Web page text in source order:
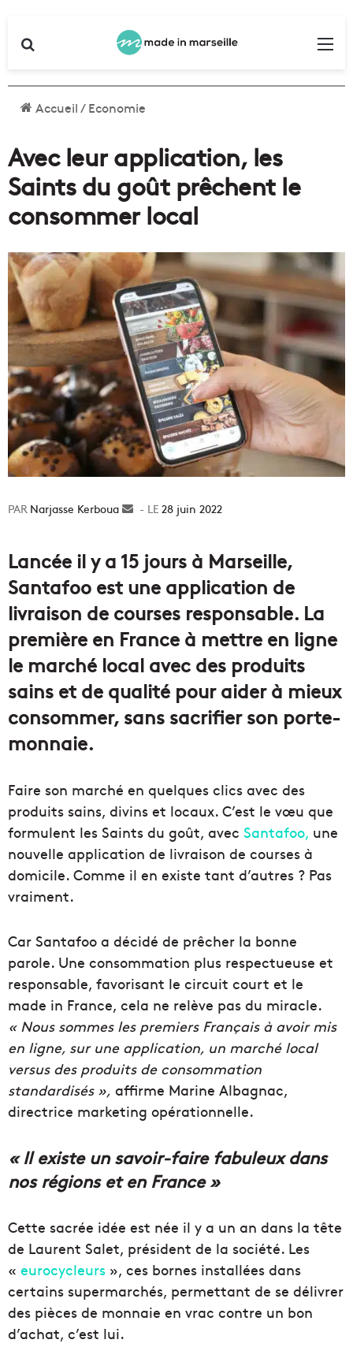
Accueil/Economie
Avec leur application, les
Saints du goût prêchent le
consommer local
Narjasse Kerboua
Envoyer28 juin 2022
Lancée il y a 15 jours à Marseille,
Santafoo est une application de
livraison de courses responsable. La
première en France à mettre en ligne
le marché local avec des produits
sains et de qualité pour aider à mieux
consommer, sans sacrifier son porte-
monnaie.
Faire son marché en quelques clics avec des
produits sains, divins et locaux. C’est le vœu que
formulent les Saints du goût, avec Santafoo, une
nouvelle application de livraison de courses à
domicile. Comme il en existe tant d’autres ? Pas
vraiment.
Car Santafoo a décidé de prêcher la bonne
parole. Une consommation plus respectueuse et
responsable, favorisant le circuit court et le
made in France, cela ne relève pas du miracle.
« Nous sommes les premiers Français à avoir mis
en ligne, sur une application, un marché local
versus des produits de consommation
standardisés », affirme Marine Albagnac,
directrice marketing opérationnelle.
« Il existe un savoir-faire fabuleux dans
nos régions et en France »
Cette sacrée idée est née il y a un an dans la tête
de Laurent Salet, président de la société. Les
« eurocycleurs », ces bornes installées dans
certains supermarchés, permettant de se délivrer
des pièces de monnaie en vrac contre un bon
d’achat, c’est lui.